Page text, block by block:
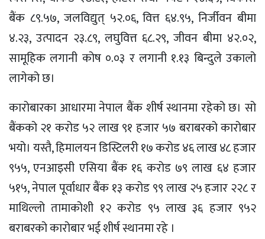
बैंक ८९.५७, जलविद्युत् ५२.०६, वित्त ६४.९५, निर्जीवन बीमा
४.२३, उत्पादन २३.८९, लघुवित्त ६८.२९, जीवन बीमा ४२.०२,
सामूहिक लगानी कोष ०.०३ र लगानी १.१३ बिन्दुले उकालो
लागेको छ।
कारोबारका आधारमा नेपाल बैंक शीर्ष स्थानमा रहेको छ। सो
बैंकको २१ करोड ५२ लाख ९१ हजार ५७ बराबरको कारोबार
भयो। यस्तै, हिमालयन डिस्टिलरी १७ करोड ४६ लाख ४८ हजार
९५५, एनआइसी एसिया बैंक १६ करोड ७९ लाख ६४ हजार
५१५, नेपाल पूर्वाधार बैंक १३ करोड ९९ लाख २५ हजार २२८ र
माथिल्लो तामाकोशी १२ करोड ९५ लाख ३६ हजार ९५२
बराबरको कारोबार भई शीर्ष स्थानमा रहे ।